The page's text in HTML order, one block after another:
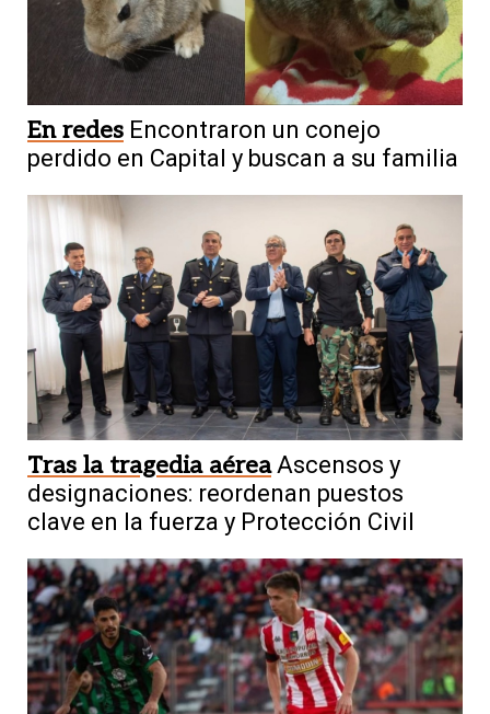
En redes Encontraron un conejo
perdido en Capital y buscan a su familia
Tras la tragedia aérea Ascensos y
designaciones: reordenan puestos
clave en la fuerza y Protección Civil